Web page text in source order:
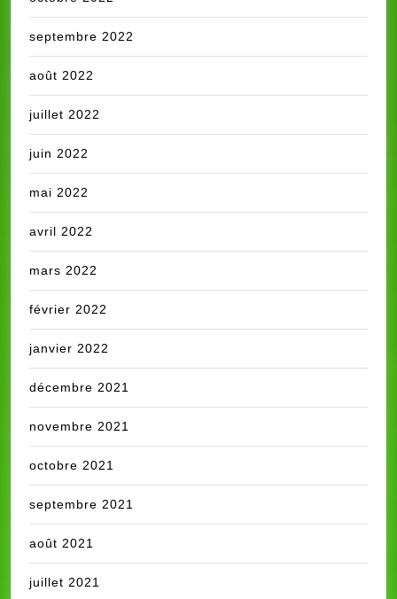
septembre 2022
août 2022
juillet 2022
juin 2022
mai 2022
avril 2022
mars 2022
février 2022
janvier 2022
décembre 2021
novembre 2021
octobre 2021
septembre 2021
août 2021
juillet 2021